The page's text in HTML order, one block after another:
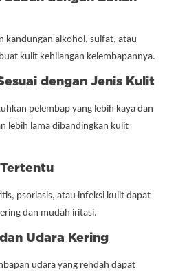
kandungan alkohol, sulfat, atau
kulit kehilangan kelembapannya.
dengan Jenis Kulit
pelembap yang lebih kaya dan
lebih lama dibandingkan kulit
psoriasis, atau infeksi kulit dapat
dan mudah iritasi.
Udara Kering
udara yang rendah dapat